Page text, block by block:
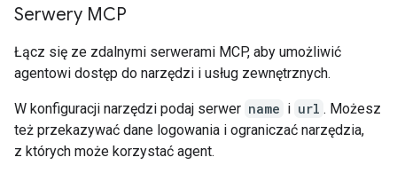
Serwery MCP
Łącz się ze zdalnymi serwerami MCP, aby umożliwić
agentowi dostęp do narzędzi i usług zewnętrznych.
W konfiguracji narzędzi podaj serwer name i url . Możesz
też przekazywać dane logowania i ograniczać narzędzia,
z których może korzystać agent.